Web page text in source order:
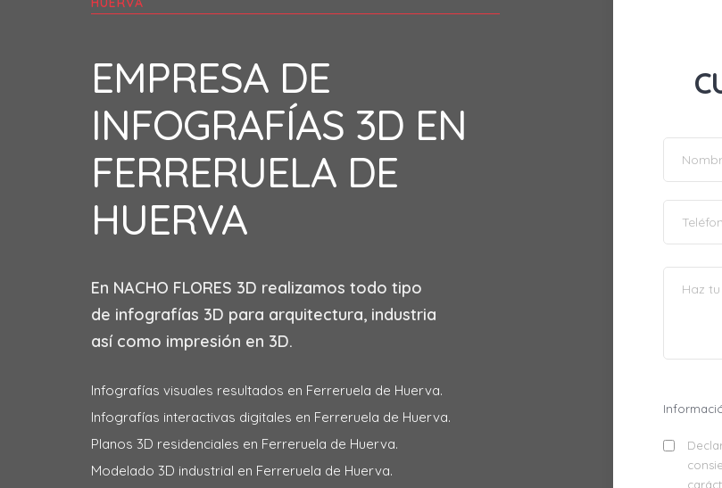
EMPRESA DE
INFOGRAFÍAS 3D EN
FERRERUELA DE
HUERVA
En NACHO FLORES 3D realizamos todo tipo
de infografías 3D para arquitectura, industria
así como impresión en 3D.
Infografías visuales resultados en Ferreruela de Huerva.
Infografías interactivas digitales en Ferreruela de Huerva.
Planos 3D residenciales en Ferreruela de Huerva.
Modelado 3D industrial en Ferreruela de Huerva.